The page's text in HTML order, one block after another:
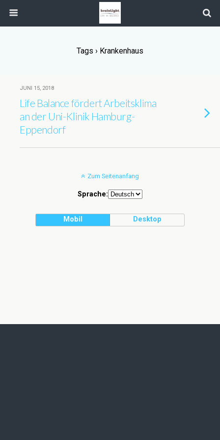
Tags › Krankenhaus
JUNI 15, 2018
Life Balance fördert Arbeitsklima
an der Uni-Klinik Hamburg-
Eppendorf
Zum Seitenanfang
Sprache:
Mobil Desktop